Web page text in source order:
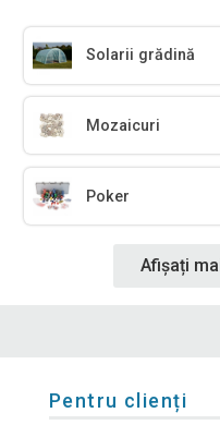
Solarii grădină
Mozaicuri
Poker
Afișați
Pentru clienți